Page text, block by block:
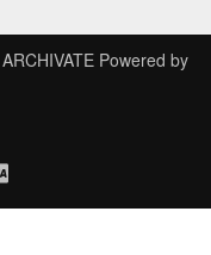
ARCHIVATEPowered by